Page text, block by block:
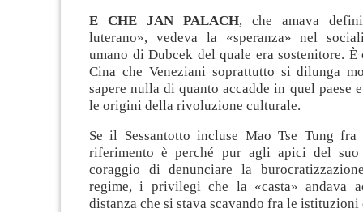
E CHE JAN PALACH, che amava
luterano», vedeva la «speranza» nel
umano di Dubcek del quale era sostenitore. È
Cina che Veneziani soprattutto si dilunga
sapere nulla di quanto accadde in quel paese
le origini della rivoluzione culturale.
Se il Sessantotto incluse Mao Tse Tung
riferimento è perché pur agli apici del
coraggio di denunciare la
regime, i privilegi che la «casta» andava
distanza che si stava scavando fra le